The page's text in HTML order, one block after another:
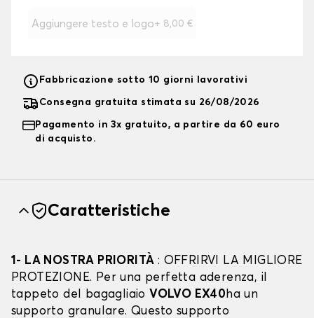
Aggiungere testo e logo+ 8,00 €
Fabbricazione sotto 10 giorni lavorativi
Consegna gratuita stimata su 26/08/2026
Pagamento in 3x gratuito, a partire da 60 euro
di acquisto.
Caratteristiche
1- LA NOSTRA PRIORITÀ : OFFRIRVI LA MIGLIORE
PROTEZIONE. Per una perfetta aderenza, il
tappeto del bagagliaio VOLVO EX40 ha un
supporto granulare. Questo supporto